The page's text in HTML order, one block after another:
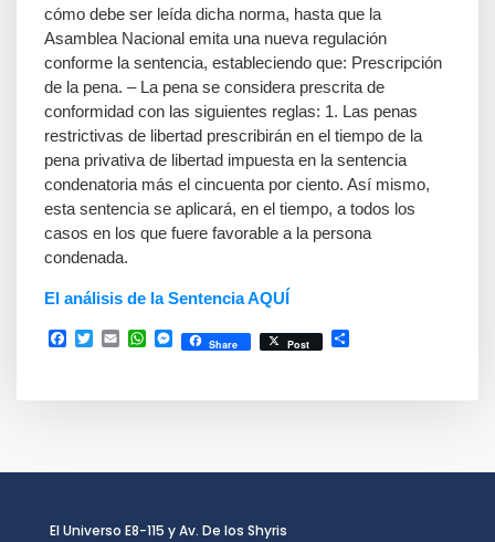
cómo debe ser leída dicha norma, hasta que la
Asamblea Nacional emita una nueva regulación
conforme la sentencia, estableciendo que: Prescripción
de la pena. – La pena se considera prescrita de
conformidad con las siguientes reglas: 1. Las penas
restrictivas de libertad prescribirán en el tiempo de la
pena privativa de libertad impuesta en la sentencia
condenatoria más el cincuenta por ciento. Así mismo,
esta sentencia se aplicará, en el tiempo, a todos los
casos en los que fuere favorable a la persona
condenada.
El análisis de la Sentencia AQUÍ
Facebook
TwitterEmailWhatsApp
Messenger
Share Post
El Universo E8-115 y Av. De los Shyris